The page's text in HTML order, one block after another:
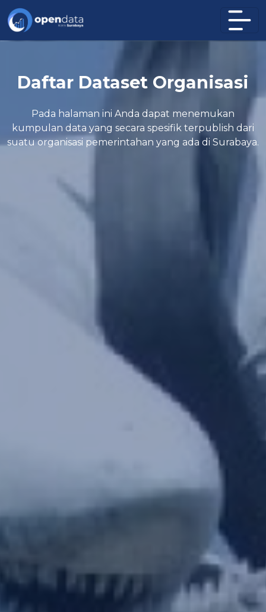
Daftar Dataset Organisasi
Pada halaman ini Anda dapat menemukan
kumpulan data yang secara spesifik terpublish dari
suatu organisasi pemerintahan yang ada di Surabaya.